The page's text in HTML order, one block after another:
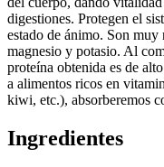
digestiones. Protegen el
estado de ánimo. Son
magnesio y potasio. Al
proteína obtenida es de
a alimentos ricos en
kiwi, etc.), absorberemos
Ingredientes